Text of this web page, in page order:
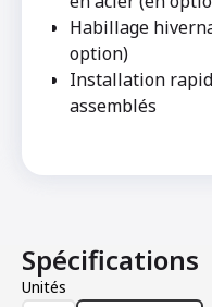
Habillage
option)
Installation
assemblés
Spécifications
Unités